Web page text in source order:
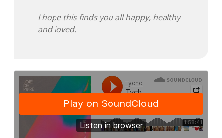
I hope this finds you all happy, healthy
and loved.